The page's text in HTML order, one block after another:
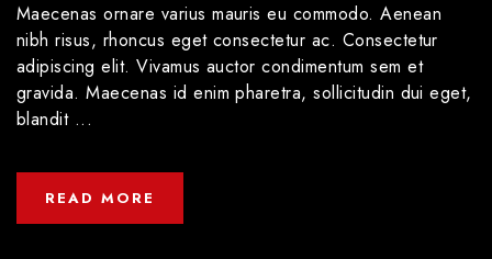
Maecenas ornare varius mauris eu commodo. Aenean
nibh risus, rhoncus eget consectetur ac. Consectetur
adipiscing elit. Vivamus auctor condimentum sem et
gravida. Maecenas id enim pharetra, sollicitudin dui eget,
blandit ...
READ MORE